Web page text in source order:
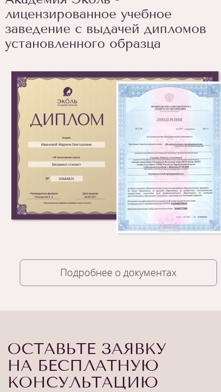
лицензированное учебное
заведение с выдачей дипломов
установленного образца
Подробнее о документах
ОСТАВЬТЕ ЗАЯВКУ
НА БЕСПЛАТНУЮ
КОНСУЛЬТАЦИЮ